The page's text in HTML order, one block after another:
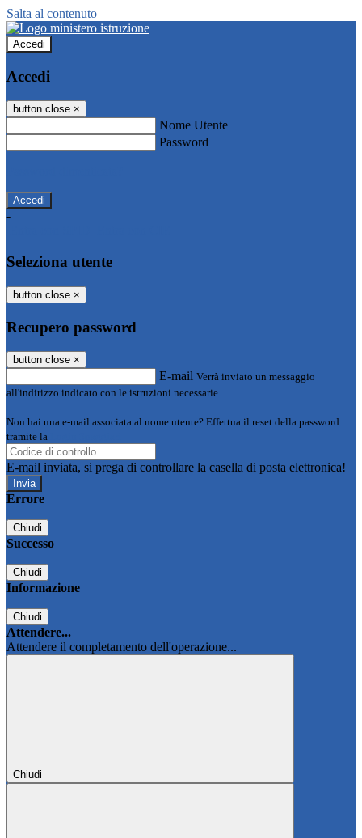
Salta al contenuto
Accedi
Accedi
button close ×
Nome Utente
Password
-
Seleziona utente
button close ×
Recupero password
button close ×
E-mail Verrà inviato un messaggio
all'indirizzo indicato con le istruzioni necessarie.
Non hai una e-mail associata al nome utente? Effettua il reset della password
tramite la
E-mail inviata, si prega di controllare la casella di posta elettronica!
Errore
Chiudi
Successo
Chiudi
Informazione
Chiudi
Attendere...
Attendere il completamento dell'operazione...
Chiudi